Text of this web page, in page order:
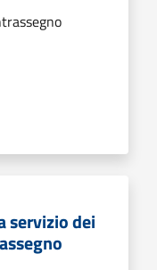
servizio dei